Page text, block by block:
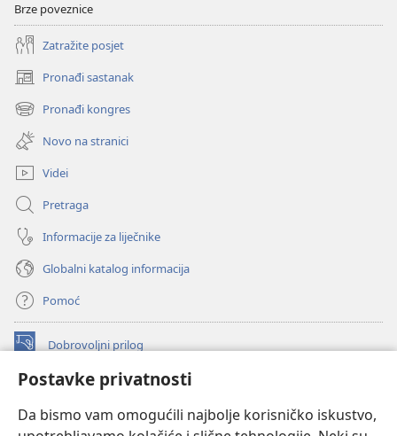
Postavke privatnosti
Da bismo vam omogućili najbolje korisničko iskustvo,
Brze poveznice
Zatražite posjet
Pronađi sastanak
(otvara
se
novi
prozor)
Pronađi kongres
(otvara
se
novi
prozor)
Novo na stranici
Videi
Pretraga
Informacije za liječnike
Globalni katalog informacija
Pomoć
Dobrovoljni prilog
(otvara
novi
INTERNETSKA BIBLIOTEKA Watchtower
se